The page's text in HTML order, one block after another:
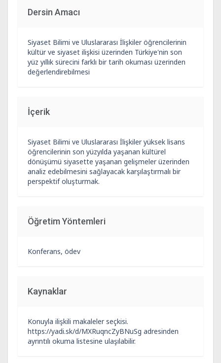
Dersin Amacı
Siyaset Bilimi ve Uluslararası İlişkiler öğrencilerinin
kültür ve siyaset ilişkisi üzerinden Türkiye'nin son
yüz yıllık sürecini farklı bir tarih okuması üzerinden
değerlendirebilmesi
İçerik
Siyaset Bilimi ve Uluslararası İlişkiler yüksek lisans
öğrencilerinin son yüzyılda yaşanan kültürel
dönüşümü siyasette yaşanan gelişmeler üzerinden
analiz edebilmesini sağlayacak karşılaştırmalı bir
perspektif oluşturmak.
Öğretim Yöntemleri
Konferans, ödev
Kaynaklar
Konuyla ilişkili makaleler seçkisi.
https://yadi.sk/d/MXRuqncZyBNuSg adresinden
ayrıntılı okuma listesine ulaşılabilir.